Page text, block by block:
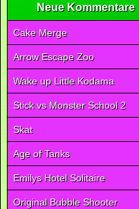
Neue Kommentare
Cake Merge
Arrow Escape Zoo
Wake up Little Kodama
Stick vs Monster School 2
Skat
Age of Tanks
Emilys Hotel Solitaire
Original Bubble Shooter